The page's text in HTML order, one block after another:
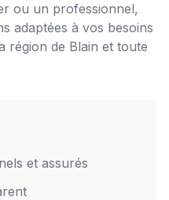
ou un professionnel,
adaptées à vos besoins
région de Blain et toute
et assurés